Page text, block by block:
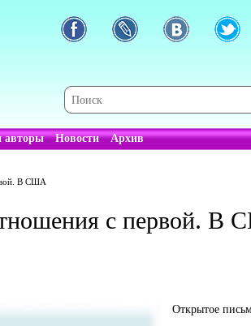
Новости Архив
В США
с первой.
Открытое